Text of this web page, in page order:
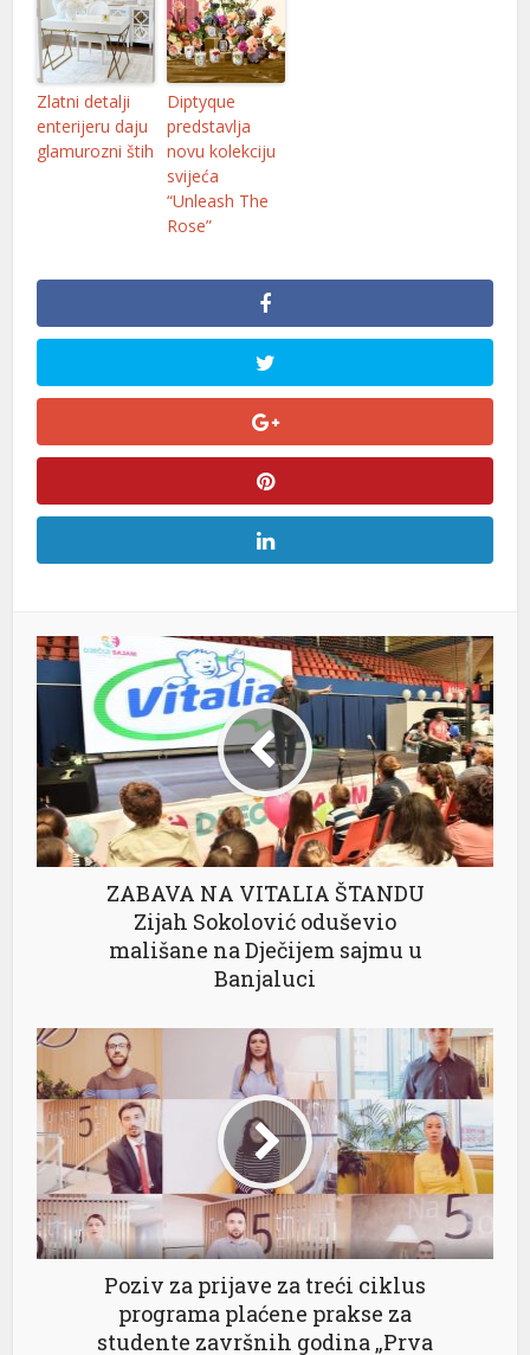
Zlatni detalji
enterijeru daju
glamurozni štih
Diptyque
predstavlja
novu kolekciju
svijeća
“Unleash The
Rose”
ZABAVA NA VITALIA ŠTANDU
Zijah Sokolović oduševio
mališane na Dječijem sajmu u
Banjaluci
Poziv za prijave za treći ciklus
programa plaćene prakse za
studente završnih godina „Prva